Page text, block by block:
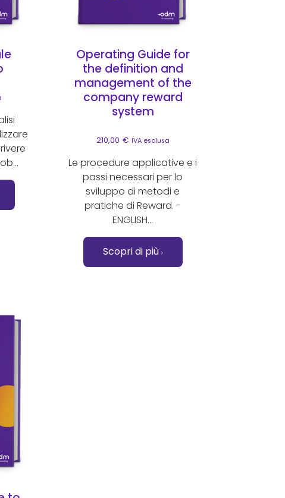
Operating Guide for
the definition and
management of the
company reward
system
210,00 € IVA esclusa
Le procedure applicative e i
passi necessari per lo
sviluppo di metodi e
pratiche di Reward. -
ENGLISH...
Scopri di più
scelte nella pagina del prodotto
varianti. Le opzioni possono essere scelte nella pagina del